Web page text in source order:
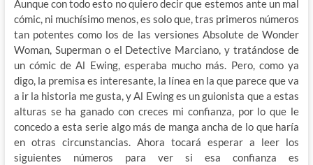
Aunque con todo esto no quiero decir que estemos ante un mal
cómic, ni muchísimo menos, es solo que, tras primeros números
tan potentes como los de las versiones Absolute de Wonder
Woman, Superman o el Detective Marciano, y tratándose de
un cómic de Al Ewing, esperaba mucho más. Pero, como ya
digo, la premisa es interesante, la línea en la que parece que va
a ir la historia me gusta, y Al Ewing es un guionista que a estas
alturas se ha ganado con creces mi confianza, por lo que le
concedo a esta serie algo más de manga ancha de lo que haría
en otras circunstancias. Ahora tocará esperar a leer los
siguientes números para ver si esa confianza es